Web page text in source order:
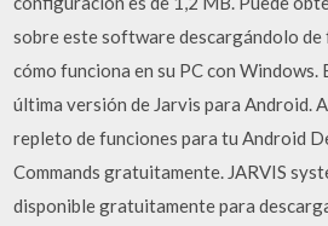
sobre este software descargándolo
cómo funciona en su PC con Windows.
última versión de Jarvis para Android.
repleto de funciones para tu Android
Commands gratuitamente. JARVIS
disponible gratuitamente para